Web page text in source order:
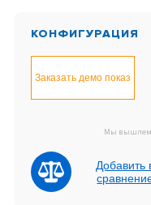
КОНФИГУРАЦИЯ
Заказать демо показ
Мы вышлем
Добавить